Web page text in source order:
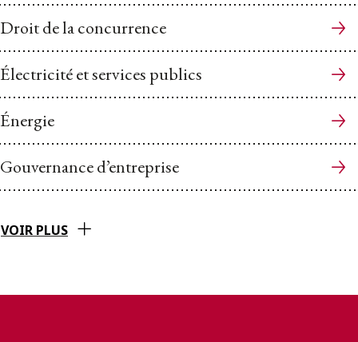
Droit de la concurrence
Électricité et services publics
Énergie
Gouvernance d’entreprise
VOIR PLUS